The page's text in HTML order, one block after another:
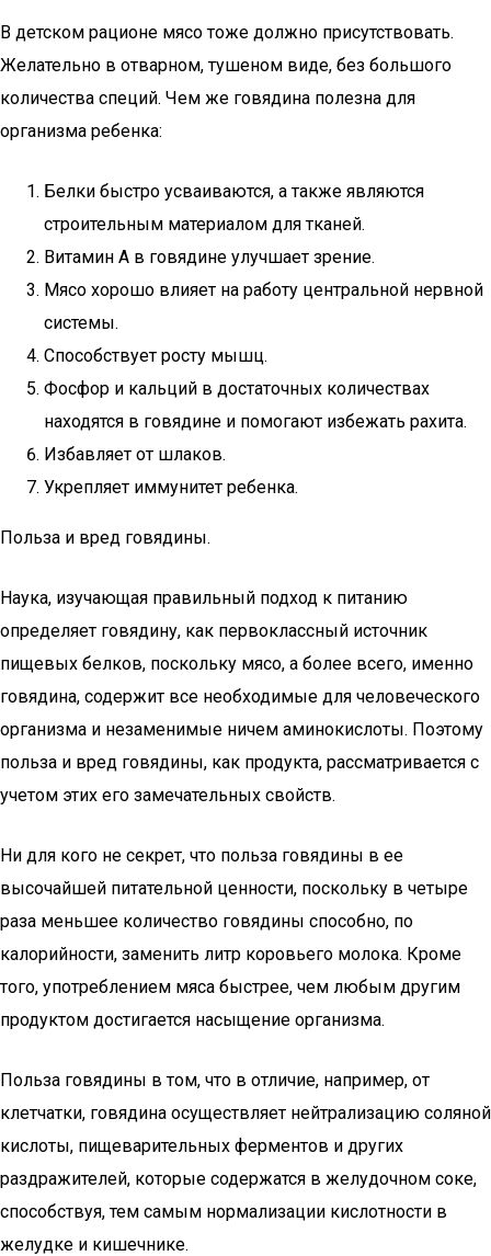
В детском рационе мясо тоже должно присутствовать.
Желательно в отварном, тушеном виде, без большого
количества специй. Чем же говядина полезна для
организма ребенка:
Белки быстро усваиваются, а также являются
строительным материалом для тканей.
Витамин А в говядине улучшает зрение.
Мясо хорошо влияет на работу центральной нервной
системы.
Способствует росту мышц.
Фосфор и кальций в достаточных количествах
находятся в говядине и помогают избежать рахита.
Избавляет от шлаков.
Укрепляет иммунитет ребенка.
Польза и вред говядины.
Наука, изучающая правильный подход к питанию
определяет говядину, как первоклассный источник
пищевых белков, поскольку мясо, а более всего, именно
говядина, содержит все необходимые для человеческого
организма и незаменимые ничем аминокислоты. Поэтому
польза и вред говядины, как продукта, рассматривается с
учетом этих его замечательных свойств.
Ни для кого не секрет, что польза говядины в ее
высочайшей питательной ценности, поскольку в четыре
раза меньшее количество говядины способно, по
калорийности, заменить литр коровьего молока. Кроме
того, употреблением мяса быстрее, чем любым другим
продуктом достигается насыщение организма.
Польза говядины в том, что в отличие, например, от
клетчатки, говядина осуществляет нейтрализацию соляной
кислоты, пищеварительных ферментов и других
раздражителей, которые содержатся в желудочном соке,
способствуя, тем самым нормализации кислотности в
желудке и кишечнике.